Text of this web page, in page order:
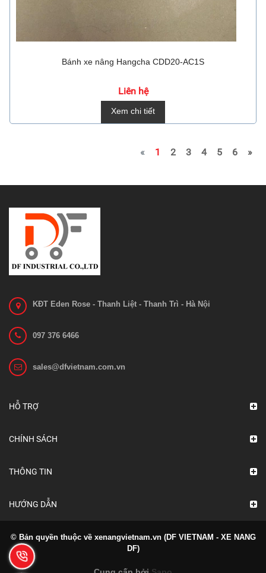
Bánh xe nâng Hangcha CDD20-AC1S
Liên hệ
Xem chi tiết
« 1 2 3 4 5 6 »
KĐT Eden Rose - Thanh Liệt - Thanh Trì - Hà Nội
097 376 6466
sales@dfvietnam.com.vn
HỖ TRỢ
CHÍNH SÁCH
THÔNG TIN
HƯỚNG DẪN
© Bản quyền thuộc về xenangvietnam.vn (DF VIETNAM - XE NANG
DF)